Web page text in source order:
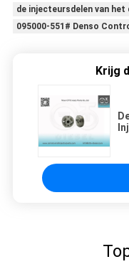
de injecteursdelen van
095000-551# Denso
Krijg